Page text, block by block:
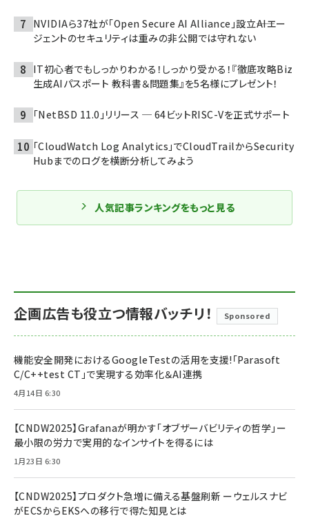
NVIDIAら37社が「Open Secure AI Alliance」設立――AIエー
ジェントのセキュリティは重みの非公開では守れない
IT初心者でもしっかりわかる！しっかり受かる！『徹底攻略Biz
生成AIパスポート 教科書＆問題集』を5名様にプレゼント！
「NetBSD 11.0」リリース ─ 64ビットRISC-Vを正式サポート
「CloudWatch Log Analytics」でCloudTrailからSecurity
Hubまでのログを横断分析してみよう
人気記事ランキングをもっと見る
企画広告も役立つ情報バッチリ！ Sponsored
機能安全開発におけるGoogleTestの活用を支援!「Parasoft
C/C++test CT」で実現する効率化＆AI連携
4月14日 6:30
【CNDW2025】Grafanaが明かす「オブザーバビリティの哲学」ー
最小限の労力で実用的なインサイトを得るには
1月23日 6:30
【CNDW2025】プロダクト急増に備える基盤刷新 ーウェルスナビ
がECSからEKSへの移行で得た知見とは